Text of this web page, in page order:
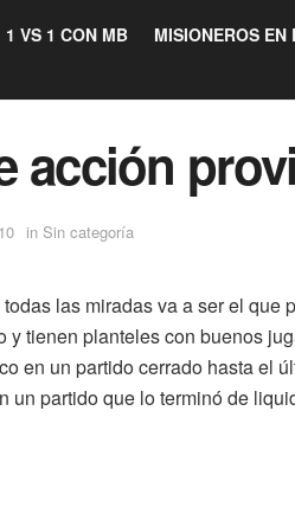
1 VS 1 CON MB MISIONEROS EN
acción
in Sin categoría
las miradas va a ser el que
y tienen planteles con buenos
en un partido cerrado hasta el
un partido que lo terminó de